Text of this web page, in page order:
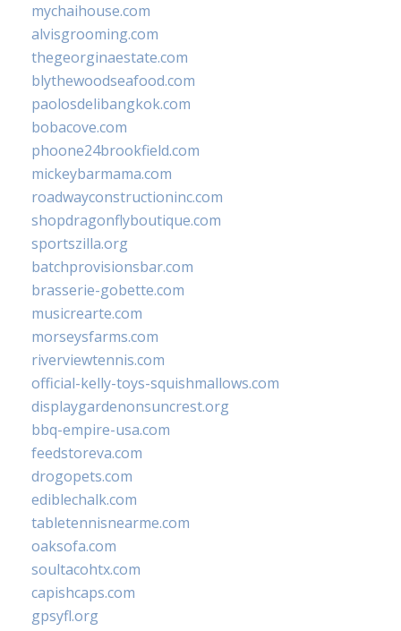
mychaihouse.com
alvisgrooming.com
thegeorginaestate.com
blythewoodseafood.com
paolosdelibangkok.com
bobacove.com
phoone24brookfield.com
mickeybarmama.com
roadwayconstructioninc.com
shopdragonflyboutique.com
sportszilla.org
batchprovisionsbar.com
brasserie-gobette.com
musicrearte.com
morseysfarms.com
riverviewtennis.com
official-kelly-toys-squishmallows.com
displaygardenonsuncrest.org
bbq-empire-usa.com
feedstoreva.com
drogopets.com
ediblechalk.com
tabletennisnearme.com
oaksofa.com
soultacohtx.com
capishcaps.com
gpsyfl.org